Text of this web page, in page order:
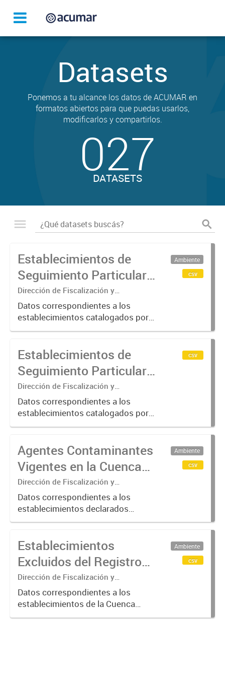
Datasets
Ponemos a tu alcance los datos de ACUMAR en
formatos abiertos para que puedas usarlos,
modificarlos y compartirlos.
027
DATASETS
Establecimientos de
Seguimiento Particular
en la Cuenca Matanza
Riachuelo (2016-2023)
Dirección de Fiscalización y
Adecuación Ambiental
Datos correspondientes a los
establecimientos catalogados por
ACUMAR como de "Seguimiento
aquellos que requieren de una
verificación más exhaustiva por
considerarse...
Ambiente
csv
Establecimientos de
Seguimiento Particular
en la Cuenca Matanza
Riachuelo (2024-2025)
Dirección de Fiscalización y
Adecuación Ambiental
Datos correspondientes a los
establecimientos catalogados por
ACUMAR como de "Seguimiento
aquellos que requieren de una
verificación más exhaustiva por
considerarse...
csv
Agentes Contaminantes
Vigentes en la Cuenca
Matanza Riachuelo
(2017-2023)
Dirección de Fiscalización y
Adecuación Ambiental
Datos correspondientes a los
establecimientos declarados
"Agentes Contaminantes" por
Ambiente
csv
Establecimientos
Excluidos del Registro
de Agentes
Contaminantes de
ACUMAR (2017-2023)
Dirección de Fiscalización y
Adecuación Ambiental
Datos correspondientes a los
establecimientos de la Cuenca
Matanza Riachuelo excluidos del
Ambiente
csv